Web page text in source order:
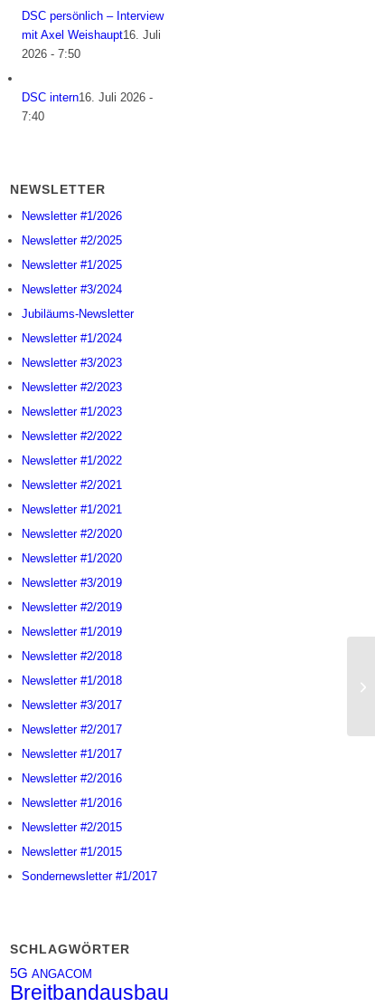
DSC persönlich – Interview
mit Axel Weishaupt16. Juli
2026 - 7:50
DSC intern16. Juli 2026 -
7:40
NEWSLETTER
Newsletter #1/2026
Newsletter #2/2025
Newsletter #1/2025
Newsletter #3/2024
Jubiläums-Newsletter
Newsletter #1/2024
Newsletter #3/2023
Newsletter #2/2023
Newsletter #1/2023
Newsletter #2/2022
Newsletter #1/2022
Newsletter #2/2021
Newsletter #1/2021
Newsletter #2/2020
Newsletter #1/2020
Newsletter #3/2019
Newsletter #2/2019
Newsletter #1/2019
Newsletter #2/2018
Newsletter #1/2018
Newsletter #3/2017
Newsletter #2/2017
Newsletter #1/2017
Newsletter #2/2016
Newsletter #1/2016
Newsletter #2/2015
Newsletter #1/2015
Sondernewsletter #1/2017
SCHLAGWÖRTER
5G ANGACOM
Breitbandausbau